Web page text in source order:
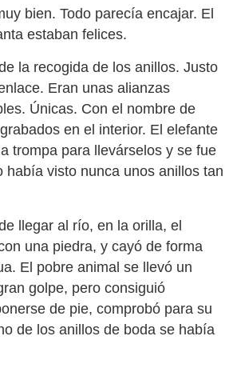
bien. Todo parecía encajar. El
estaban felices.
la recogida de los anillos. Justo
Eran unas alianzas
Únicas. Con el nombre de
en el interior. El elefante
trompa para llevárselos y se fue
había visto nunca unos anillos tan
llegar al río, en la orilla, el
una piedra, y cayó de forma
El pobre animal se llevó un
golpe, pero consiguió
de pie, comprobó para su
de los anillos de boda se había